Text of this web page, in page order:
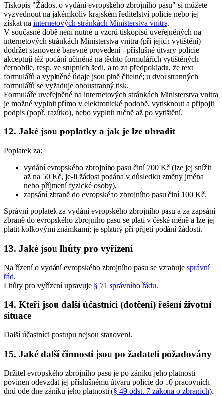
Tiskopis "Žádost o vydání evropského zbrojního pasu" si můžete
vyzvednout na jakémkoliv krajském ředitelství policie nebo jej
získat na internetových stránkách Ministerstva vnitra.
V současné době není nutné u vzorů tiskopisů uveřejněných na
internetových stránkách Ministerstva vnitra (při jejich vytištění)
dodržet stanovené barevné provedení - příslušné útvary policie
akceptují též podání učiněná na těchto formulářích vytištěných
černobíle, resp. ve stupních šedi, a to za předpokladu, že text
formulářů a vyplněné údaje jsou plně čitelné; u dvoustranných
formulářů se vyžaduje oboustranný tisk.
Formuláře uveřejněné na internetových stránkách Ministerstva vnitra
je možné vyplnit přímo v elektronické podobě, vytisknout a připojit
podpis (popř. razítko), nebo vyplnit ručně až po vytištění.
12. Jaké jsou poplatky a jak je lze uhradit
Poplatek za:
vydání evropského zbrojního pasu činí 700 Kč (lze jej snížit
až na 50 Kč, je-li žádost podána v důsledku změny jména
nebo příjmení fyzické osoby),
zapsání zbraně do evropského zbrojního pasu činí 100 Kč.
Správní poplatek za vydání evropského zbrojního pasu a za zapsání
zbraně do evropského zbrojního pasu se platí v české měně a lze jej
platit kolkovými známkami; je splatný při přijetí podání žádosti.
13. Jaké jsou lhůty pro vyřízení
Na řízení o vydání evropského zbrojního pasu se vztahuje správní
řád.
Lhůty pro vyřízení upravuje § 71 správního řádu.
14. Kteří jsou další účastníci (dotčení) řešení životní
situace
Další účastníci postupu nejsou stanoveni.
15. Jaké další činnosti jsou po žadateli požadovány
Držitel evropského zbrojního pasu je po zániku jeho platnosti
povinen odevzdat jej příslušnému útvaru policie do 10 pracovních
dnů ode dne zániku jeho platnosti (§ 49 odst. 7 zákona o zbraních).